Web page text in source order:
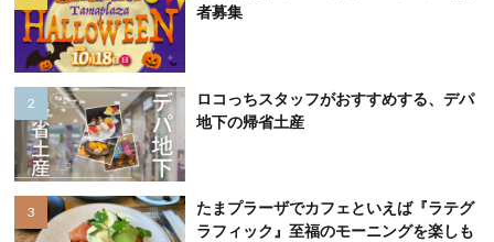
者募集
ロコっちスタッフがおすすめする、デパ
地下の帰省土産
たまプラーザでカフェといえば『ラテグ
ラフィック』至福のモーニングを楽しも